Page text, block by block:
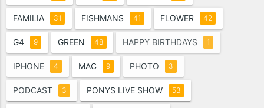
FAMILIA 31 FISHMANS 41 FLOWER 42
G4 9 GREEN 48 HAPPY BIRTHDAYS 1
IPHONE 4 MAC 9 PHOTO 3
PODCAST 3 PONYS LIVE SHOW 53